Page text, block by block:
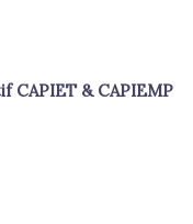
CAPIET & CAPIEMP